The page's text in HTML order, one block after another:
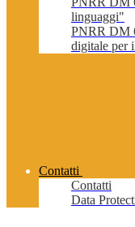
linguaggi"
PNRR DM
digitale per
Contatti
Contatti
Data